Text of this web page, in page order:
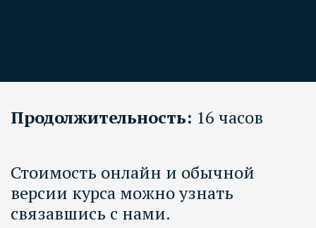
Продолжительность: 16 часов
Стоимость онлайн и обычной
версии курса можно узнать
связавшись с нами.